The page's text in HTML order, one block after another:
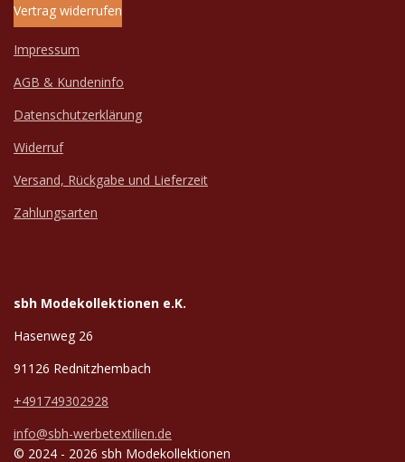
Vertrag widerrufen
Impressum
AGB & Kundeninfo
Datenschutzerklärung
Widerruf
Versand, Rückgabe und Lieferzeit
Zahlungsarten
sbh Modekollektionen e.K.
Hasenweg 26
91126 Rednitzhembach
+491749302928
info@sbh-werbetextilien.de
© 2024 - 2026 sbh Modekollektionen